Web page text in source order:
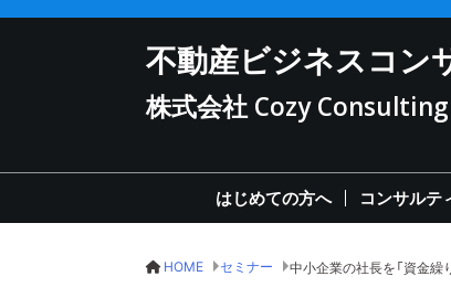
不動産ビジネスコン
株式会社 Cozy Consulting
はじめての方へ コンサルテ
HOME セミナー